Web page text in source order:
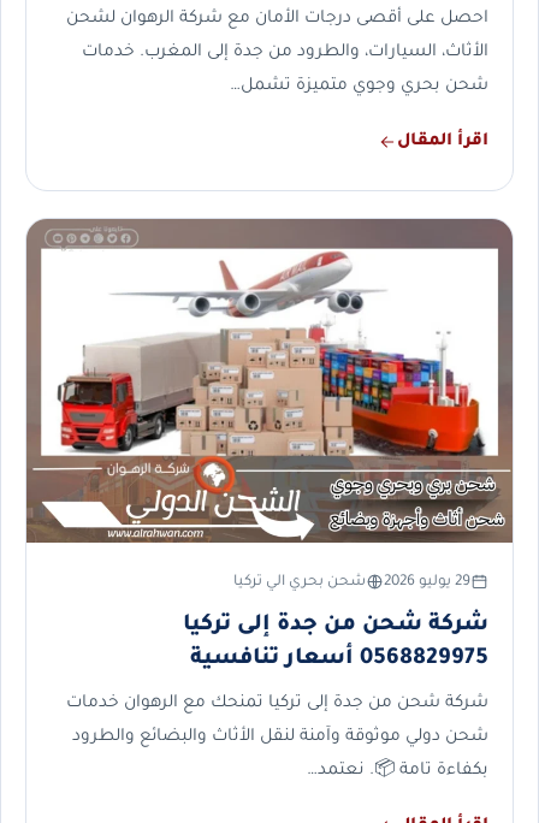
احصل على أقصى درجات الأمان مع شركة الرهوان لشحن
الأثاث، السيارات، والطرود من جدة إلى المغرب. خدمات
شحن بحري وجوي متميزة تشمل…
اقرأ المقال
29 يوليو 2026 شحن بحري الي تركيا
شركة شحن من جدة إلى تركيا
0568829975 أسعار تنافسية
شركة شحن من جدة إلى تركيا تمنحك مع الرهوان خدمات
شحن دولي موثوقة وآمنة لنقل الأثاث والبضائع والطرود
بكفاءة تامة 📦. نعتمد…